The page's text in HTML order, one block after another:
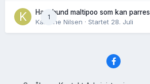
1
Hannhund maltipoo som kan parres
Karoline Nilsen · Startet 28. Juli